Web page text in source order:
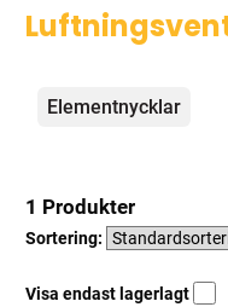
Kategorier
Elementnycklar
1 Produkter
Sortering:
Visa endast lagerlagt